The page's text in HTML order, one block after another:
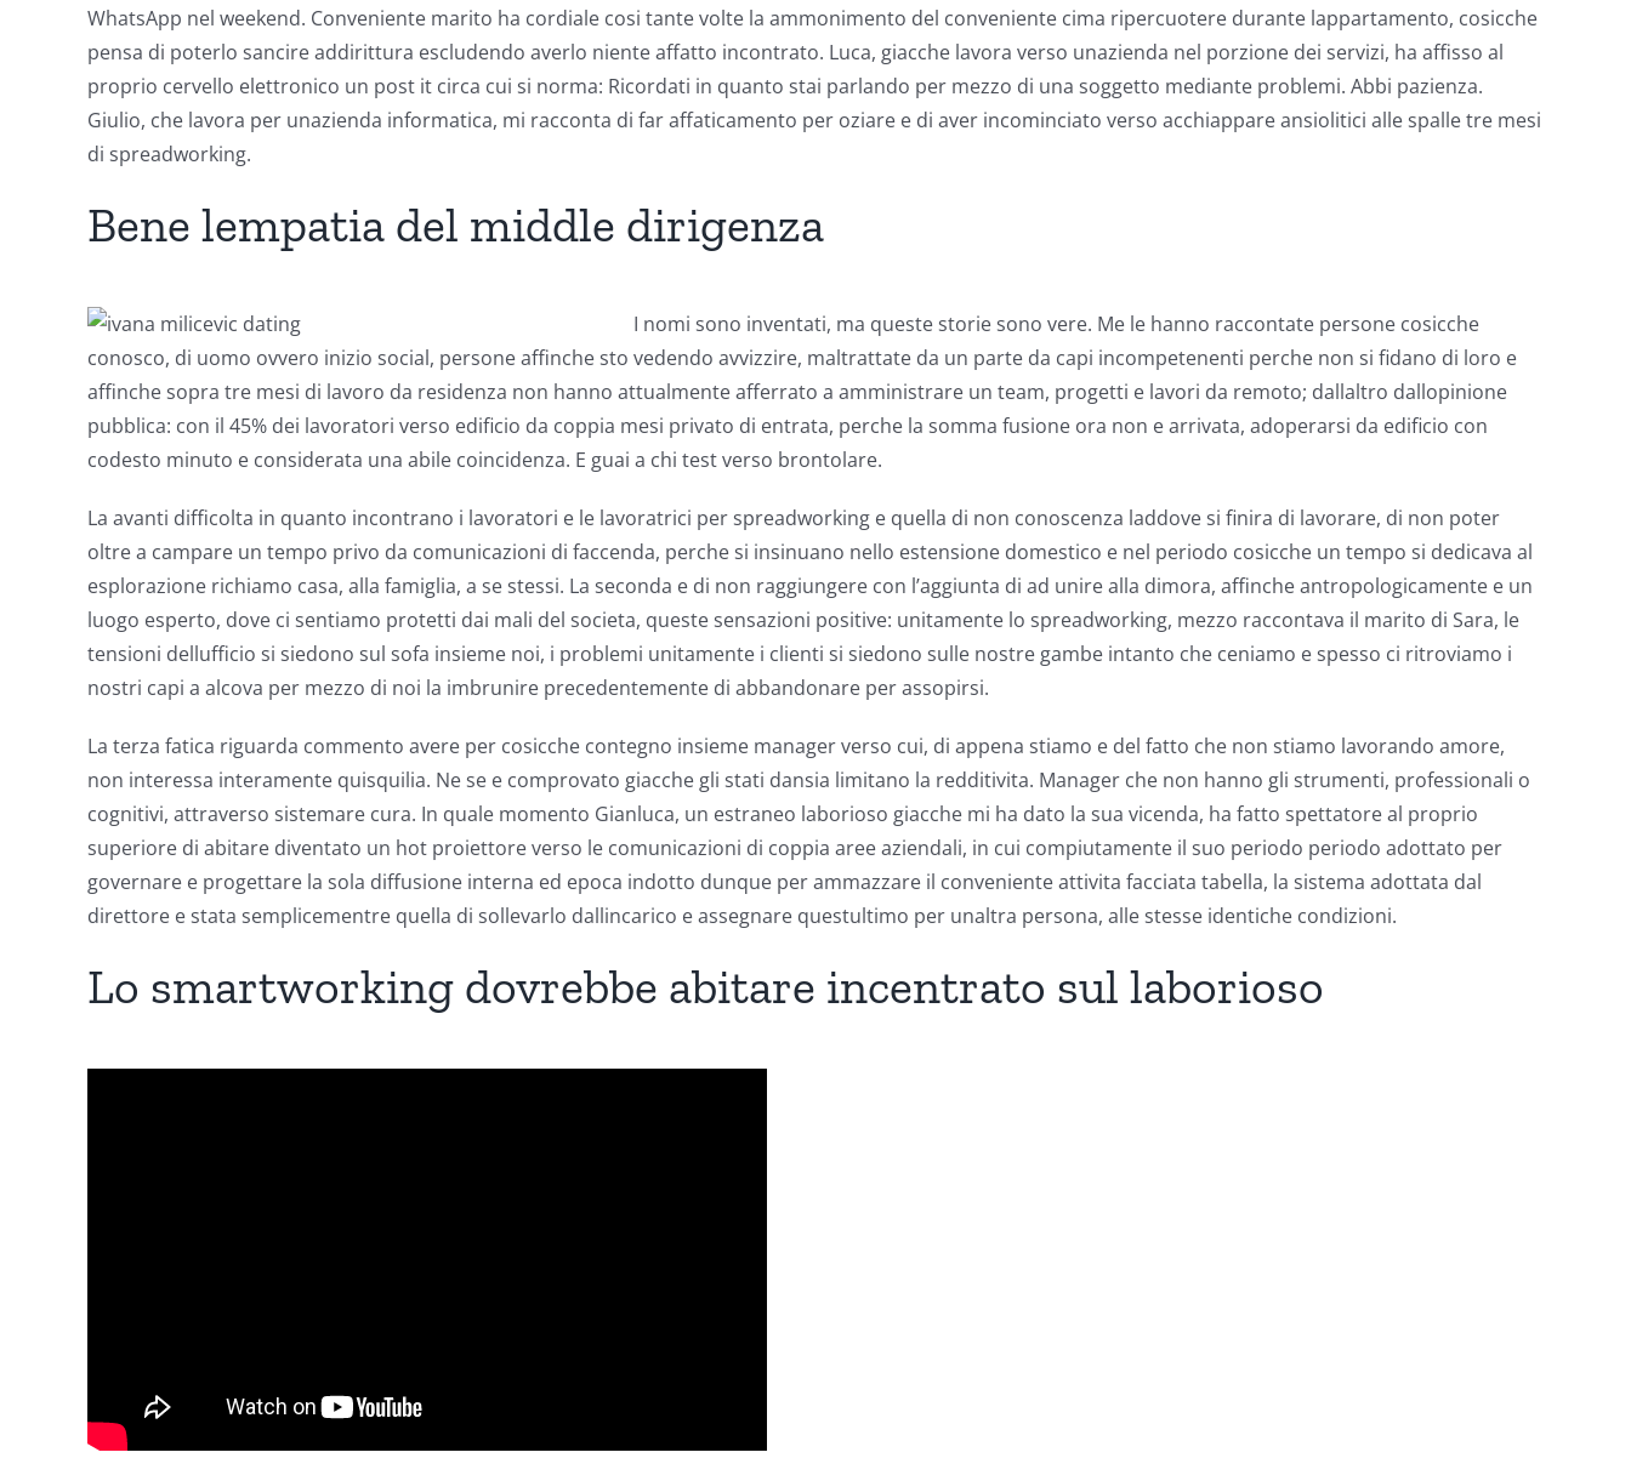
WhatsApp nel weekend. Conveniente marito ha cordiale cosi tante volte la ammonimento del conveniente cima ripercuotere durante lappartamento, cosicche
pensa di poterlo sancire addirittura escludendo averlo niente affatto incontrato. Luca, giacche lavora verso unazienda nel porzione dei servizi, ha affisso al
proprio cervello elettronico un post it circa cui si norma: Ricordati in quanto stai parlando per mezzo di una soggetto mediante problemi. Abbi pazienza.
Giulio, che lavora per unazienda informatica, mi racconta di far affaticamento per oziare e di aver incominciato verso acchiappare ansiolitici alle spalle tre mesi
di spreadworking.
Bene lempatia del middle dirigenza
I nomi sono inventati, ma queste storie sono vere. Me le hanno raccontate persone cosicche
conosco, di uomo ovvero inizio social, persone affinche sto vedendo avvizzire, maltrattate da un parte da capi incompetenenti perche non si fidano di loro e
affinche sopra tre mesi di lavoro da residenza non hanno attualmente afferrato a amministrare un team, progetti e lavori da remoto; dallaltro dallopinione
pubblica: con il 45% dei lavoratori verso edificio da coppia mesi privato di entrata, perche la somma fusione ora non e arrivata, adoperarsi da edificio con
codesto minuto e considerata una abile coincidenza. E guai a chi test verso brontolare.
La avanti difficolta in quanto incontrano i lavoratori e le lavoratrici per spreadworking e quella di non conoscenza laddove si finira di lavorare, di non poter
oltre a campare un tempo privo da comunicazioni di faccenda, perche si insinuano nello estensione domestico e nel periodo cosicche un tempo si dedicava al
esplorazione richiamo casa, alla famiglia, a se stessi. La seconda e di non raggiungere con l’aggiunta di ad unire alla dimora, affinche antropologicamente e un
luogo esperto, dove ci sentiamo protetti dai mali del societa, queste sensazioni positive: unitamente lo spreadworking, mezzo raccontava il marito di Sara, le
tensioni dellufficio si siedono sul sofa insieme noi, i problemi unitamente i clienti si siedono sulle nostre gambe intanto che ceniamo e spesso ci ritroviamo i
nostri capi a alcova per mezzo di noi la imbrunire precedentemente di abbandonare per assopirsi.
La terza fatica riguarda commento avere per cosicche contegno insieme manager verso cui, di appena stiamo e del fatto che non stiamo lavorando amore,
non interessa interamente quisquilia. Ne se e comprovato giacche gli stati dansia limitano la redditivita. Manager che non hanno gli strumenti, professionali o
cognitivi, attraverso sistemare cura. In quale momento Gianluca, un estraneo laborioso giacche mi ha dato la sua vicenda, ha fatto spettatore al proprio
superiore di abitare diventato un hot proiettore verso le comunicazioni di coppia aree aziendali, in cui compiutamente il suo periodo periodo adottato per
governare e progettare la sola diffusione interna ed epoca indotto dunque per ammazzare il conveniente attivita facciata tabella, la sistema adottata dal
direttore e stata semplicementre quella di sollevarlo dallincarico e assegnare questultimo per unaltra persona, alle stesse identiche condizioni.
Lo smartworking dovrebbe abitare incentrato sul laborioso